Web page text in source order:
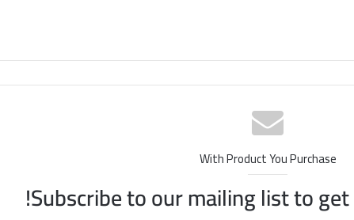
With Product You Purchase
Subscribe to our mailing list to